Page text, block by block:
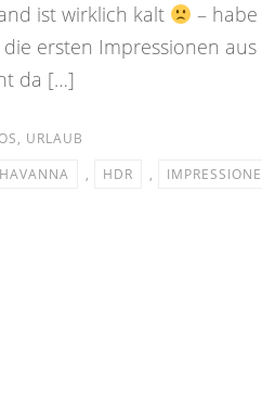
ist wirklich kalt
–
ersten Impressionen
da […]
, URLAUB
HAVANNA , HDR ,